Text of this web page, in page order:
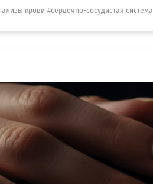
крови сердечно-сосудистая система